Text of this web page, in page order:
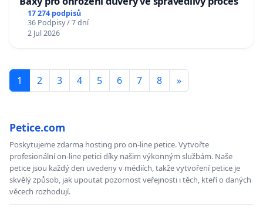
17 274 podpisů
36 Podpisy / 7 dní
2 Jul 2026
1 2 3 4 5 6 7 8 »
Petice.com
Poskytujeme zdarma hosting pro on-line petice. Vytvořte
profesionální on-line petici díky našim výkonným službám. Naše
petice jsou každý den uvedeny v médiích, takže vytvoření petice je
skvělý způsob, jak upoutat pozornost veřejnosti i těch, kteří o daných
věcech rozhodují.